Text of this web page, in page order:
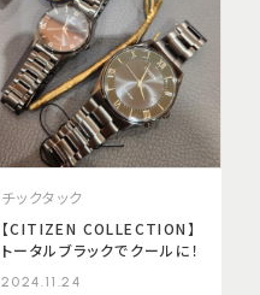
チックタック
【CITIZEN COLLECTION】
トータルブラックでクールに！
2024.11.24